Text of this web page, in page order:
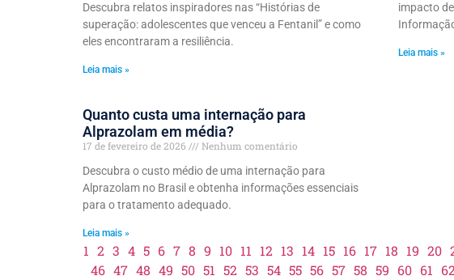
Descubra relatos inspiradores nas “Histórias de
superação: adolescentes que venceu a Fentanil” e como
eles encontraram a resiliência.
Leia mais »
impacto
Leia mais »
Quanto custa uma internação para
Alprazolam em média?
17 de fevereiro de 2026
Nenhum comentário
Descubra o custo médio de uma internação para
Alprazolam no Brasil e obtenha informações essenciais
para o tratamento adequado.
Leia mais »
1 2 3 4 5 6 7 8 9 10 11 12 13 14 15 16 17 18 19 20
46 47 48 49 50 51 52 53 54 55 56 57 58 59 60 61